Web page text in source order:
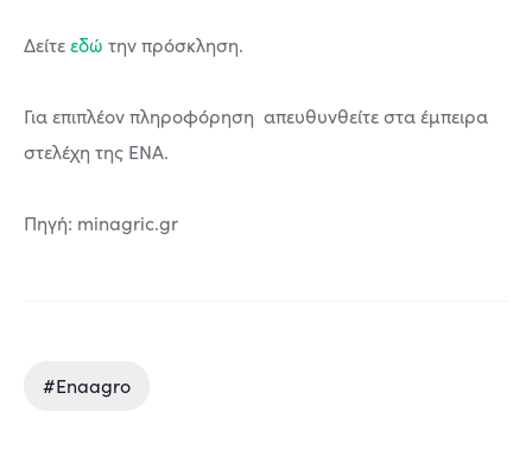
Δείτεεδώ την πρόσκληση.
Για επιπλέον πληροφόρηση απευθυνθείτε στα έμπειρα
στελέχη της ΕΝΑ.
Πηγή: minagric.gr
#enaagro